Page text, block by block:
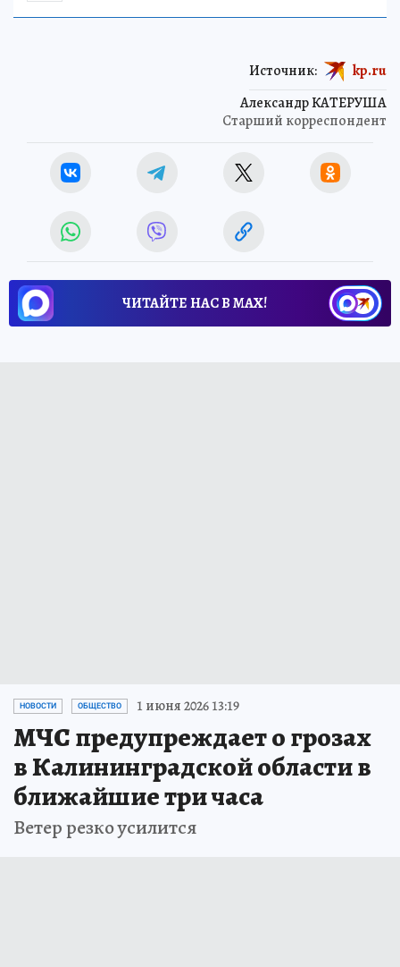
Александр КАТЕРУША
Старший корреспондент
Источник: kp.ru
ЧИТАЙТЕ НАС В МАХ!
НОВОСТИ ОБЩЕСТВО 1 июня 2026 13:19
МЧС предупреждает о грозах
в Калининградской области в
ближайшие три часа
Ветер резко усилится